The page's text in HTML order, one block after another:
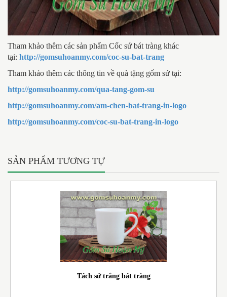
Tham khảo thêm các sản phẩm Cốc sứ bát tràng khác
tại: http://gomsuhoanmy.com/coc-su-bat-trang
Tham khảo thêm các thông tin về quà tặng gốm sứ tại:
http://gomsuhoanmy.com/qua-tang-gom-su
http://gomsuhoanmy.com/am-chen-bat-trang-in-logo
http://gomsuhoanmy.com/coc-su-bat-trang-in-logo
SẢN PHẨM TƯƠNG TỰ
Tách sứ trắng bát tràng